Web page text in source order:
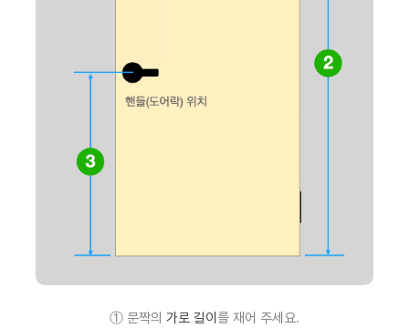
① 문짝의 가로 길이 를 재어 주세요.